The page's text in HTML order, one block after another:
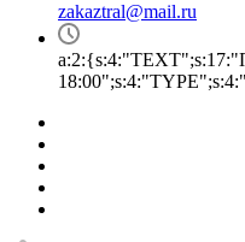
zakaztral@mail.ru